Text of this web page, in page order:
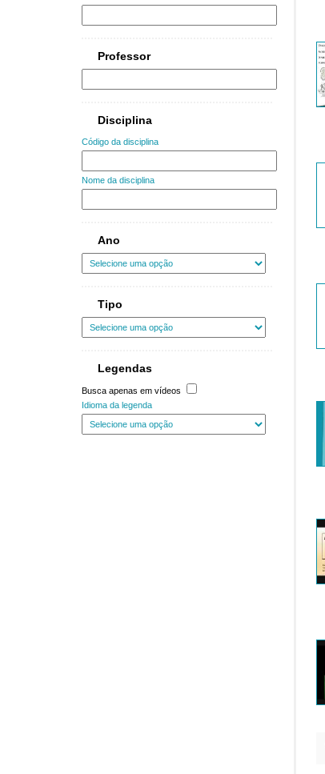
Professor
Disciplina
Código da disciplina
Nome da disciplina
Ano
Tipo
Legendas
Busca apenas em vídeos
Idioma da legenda